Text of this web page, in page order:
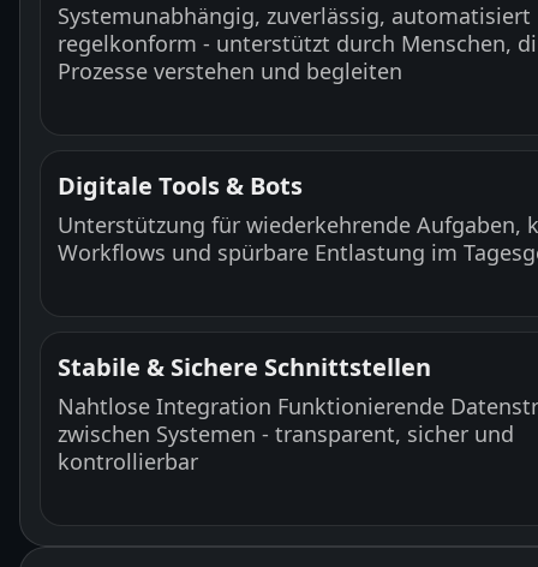
Systemunabhängig, zuverlässig, automatisiert
regelkonform - unterstützt durch Menschen,
Prozesse verstehen und begleiten
Digitale Tools & Bots
Unterstützung für wiederkehrende Aufgaben,
Workflows und spürbare Entlastung im
Stabile & Sichere Schnittstellen
Nahtlose Integration Funktionierende
zwischen Systemen - transparent, sicher und
kontrollierbar